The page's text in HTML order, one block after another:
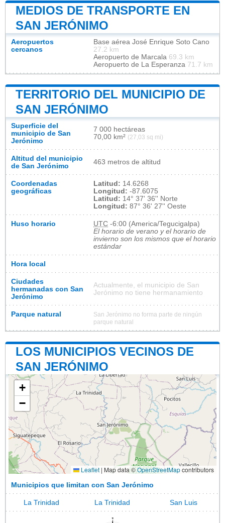
MEDIOS DE TRANSPORTE EN
SAN JERÓNIMO
Aeropuertos
cercanos
Base aérea José Enrique Soto Cano
27.2 km
Aeropuerto de Marcala 69.3 km
Aeropuerto de La Esperanza 71.7 km
TERRITORIO DEL MUNICIPIO DE
SAN JERÓNIMO
Superficie del
municipio de San
Jerónimo
7 000 hectáreas
70,00 km² (27,03 sq mi)
Altitud del municipio
de San Jerónimo
463 metros de altitud
Coordenadas
geográficas
Latitud: 14.6268
Longitud: -87.6075
Latitud: 14° 37' 36'' Norte
Longitud: 87° 36' 27'' Oeste
Huso horario UTC -6:00 (America/Tegucigalpa)
El horario de verano y el horario de
invierno son los mismos que el horario
estándar
Hora local
Ciudades
hermanadas con San
Jerónimo
Actualmente, el municipio de San
Jerónimo no tiene hermanamiento
Parque natural
San Jerónimo no forma parte de ningún
parque natural
LOS MUNICIPIOS VECINOS DE
SAN JERÓNIMO
+
−
Leaflet | Map data ©OpenStreetMapcontributors
Municipios que limitan con San Jerónimo
La Trinidad La Trinidad San Luis